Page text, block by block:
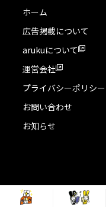
ホーム
広告掲載について
arukuについて
運営会社
プライバシーポリシー
お問い合わせ
お知らせ